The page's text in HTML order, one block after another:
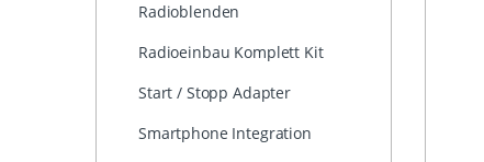
Radioblenden
Radioeinbau Komplett Kit
Start / Stopp Adapter
Smartphone Integration